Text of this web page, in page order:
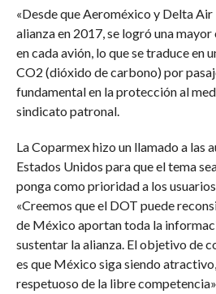
«Desde que Aeroméxico y Delta Air
alianza en 2017, se logró una
en cada avión, lo que se traduce en
CO2 (dióxido de carbono) por
fundamental en la protección al
sindicato patronal.
La Coparmex hizo un llamado a las
Estados Unidos para que el tema
ponga como prioridad a los
«Creemos que el DOT puede
de México aportan toda la
sustentar la alianza. El objetivo de
es que México siga siendo
respetuoso de la libre